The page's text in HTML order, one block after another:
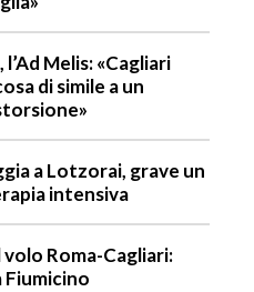
Melis: «Cagliari
di simile a un
a Lotzorai, grave un
intensiva
volo Roma-Cagliari:
Fiumicino